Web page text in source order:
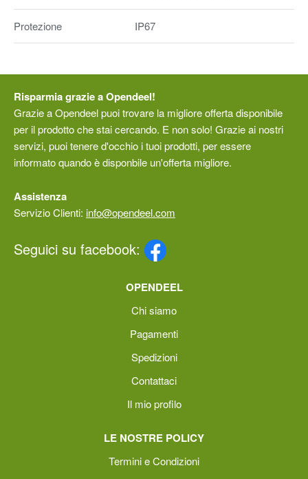
Protezione IP67
Risparmia grazie a Opendeel!
Grazie a Opendeel puoi trovare la migliore offerta disponibile
per il prodotto che stai cercando. E non solo! Grazie ai nostri
servizi, puoi tenere d'occhio i tuoi prodotti, per essere
informato quando è disponbile un'offerta migliore.
Assistenza
Servizio Clienti: info@opendeel.com
Seguici su facebook:
OPENDEEL
Chi siamo
Pagamenti
Spedizioni
Contattaci
Il mio profilo
LE NOSTRE POLICY
Termini e Condizioni